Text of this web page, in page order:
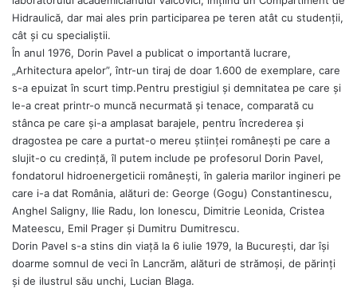
Hidraulică, dar mai ales prin participarea pe teren atât cu studenţii,
cât şi cu specialiştii.
În anul 1976, Dorin Pavel a publicat o importantă lucrare,
„Arhitectura apelor”, într-un tiraj de doar 1.600 de exemplare, care
s-a epuizat în scurt timp.Pentru prestigiul şi demnitatea pe care şi
le-a creat printr-o muncă necurmată şi tenace, comparată cu
stânca pe care şi-a amplasat barajele, pentru încrederea şi
dragostea pe care a purtat-o mereu ştiinţei româneşti pe care a
slujit-o cu credinţă, îl putem include pe profesorul Dorin Pavel,
fondatorul hidroenergeticii româneşti, în galeria marilor ingineri pe
care i-a dat România, alături de: George (Gogu) Constantinescu,
Anghel Saligny, Ilie Radu, Ion Ionescu, Dimitrie Leonida, Cristea
Mateescu, Emil Prager şi Dumitru Dumitrescu.
Dorin Pavel s-a stins din viaţă la 6 iulie 1979, la Bucureşti, dar îşi
doarme somnul de veci în Lancrăm, alături de strămoşi, de părinţi
şi de ilustrul său unchi, Lucian Blaga.